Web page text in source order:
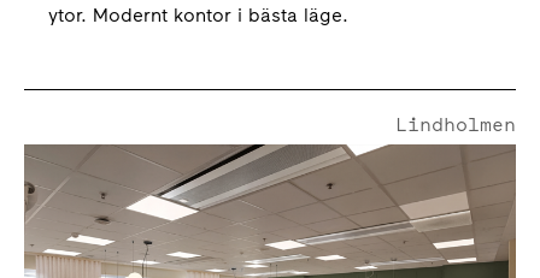
ytor. Modernt kontor i bästa läge.
Lindholmspiren 11
Lindholmen